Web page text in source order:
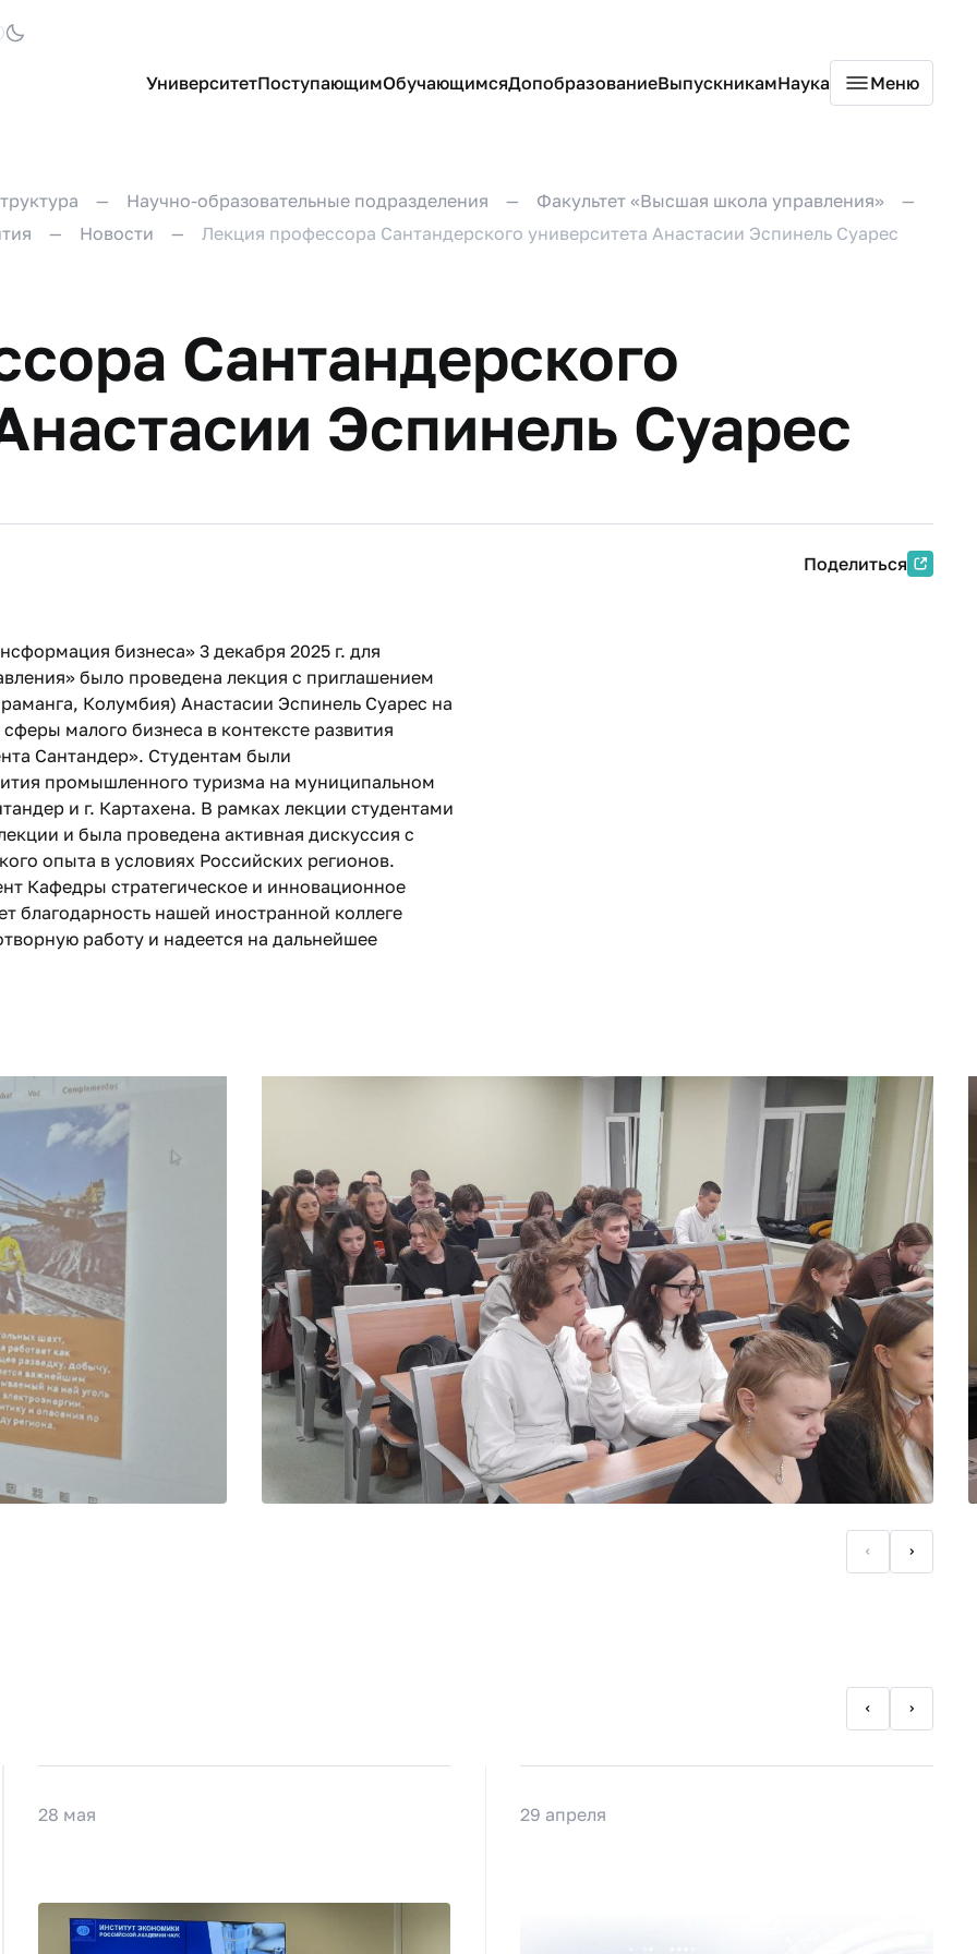
УниверситетПоступающимОбучающимсяДопобразованиеВыпускникамНаука Меню
Научно-образовательные подразделения
Факультет «Высшая школа управления»
Новости Лекция профессора Сантандерского университета Анастасии Эспинель Суарес
Сантандерского
Эспинель Суарес
Поделиться
бизнеса» 3 декабря 2025 г. для
было проведена лекция с приглашением
Колумбия) Анастасии Эспинель Суарес на
малого бизнеса в контексте развития
Сантандер». Студентам были
промышленного туризма на муниципальном
и г. Картахена. В рамках лекции студентами
и была проведена активная дискуссия с
опыта в условиях Российских регионов.
Кафедры стратегическое и инновационное
нашей иностранной коллеге
работу и надеется на дальнейшее
28 мая 29 апреля